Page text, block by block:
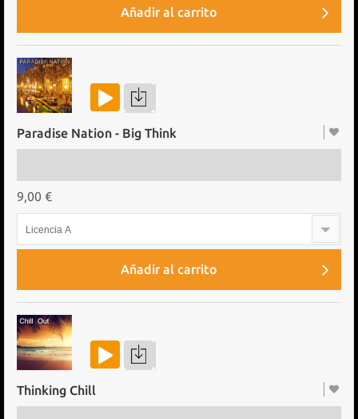
Añadir al carrito
Paradise Nation - Big Think
9,00 €
Licencia A
Añadir al carrito
Thinking Chill